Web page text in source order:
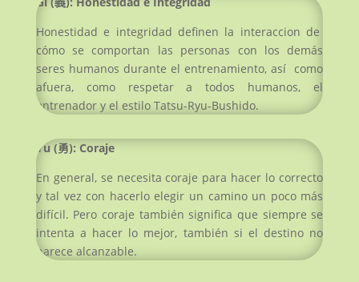
Honestidad e integridad definen la interaccion de
cómo se comportan las personas con los demás
seres humanos durante el entrenamiento, así como
afuera, como respetar a todos humanos, el
entrenador y el estilo Tatsu-Ryu-Bushido.
Yu (勇): Coraje
En general, se necesita coraje para hacer lo correcto
y tal vez con hacerlo elegir un camino un poco más
difícil. Pero coraje también significa que siempre se
intenta a hacer lo mejor, también si el destino no
parece alcanzable.